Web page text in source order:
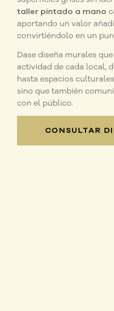
taller pintado a mano
aportando un valor
convirtiéndolo en un
Dase diseña murales
actividad de cada local,
hasta espacios
sino que también
con el público.
CONSULTAR